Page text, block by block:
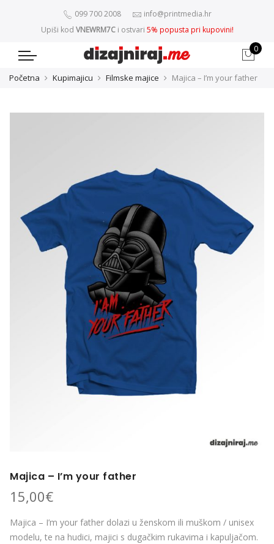
099 700 2008
info@printmedia.hr
Upiši kod VNEWRM7C i ostvari 5% popusta pri kupovini!
0
Početna Kupimajicu Filmske majice Majica – I’m your father
Majica – I’m your father
15,00€
Majica – I’m your father dolazi u ženskom ili muškom / unisex
modelu, te na hudici, majici s dugačkim rukavima i kapuljačom.